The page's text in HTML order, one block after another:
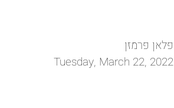
פלאן פרמזן
Tuesday, March 22, 2022